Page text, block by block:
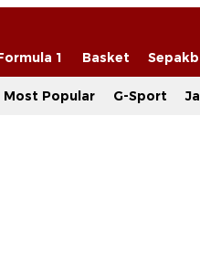
1 Basket
Most Popular G-Sport